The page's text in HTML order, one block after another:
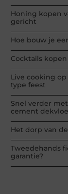
Honing kopen
gericht
Hoe bouw je
Cocktails
Live cooking
type feest
Snel verder
cement
Het dorp van
Tweedehands
garantie?